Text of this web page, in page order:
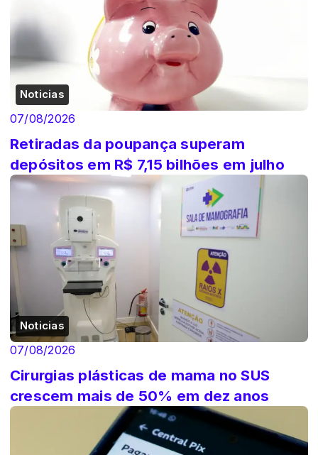
Noticias
07/08/2026
Retiradas da poupança superam
depósitos em R$ 7,15 bilhões em julho
Noticias
07/08/2026
Cirurgias plásticas de mama no SUS
crescem mais de 50% em dez anos